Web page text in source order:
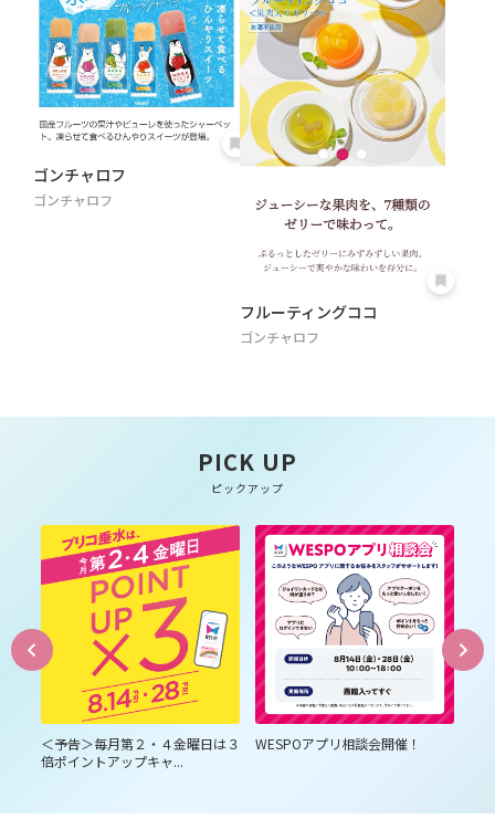
ゴンチャロフ
ゴンチャロフ
フルーティングココ
ゴンチャロフ
PICK UP
ピックアップ
＜予告＞毎月第２・４金曜日は３
倍ポイントアップキャ...
WESPOアプリ相談会開催！